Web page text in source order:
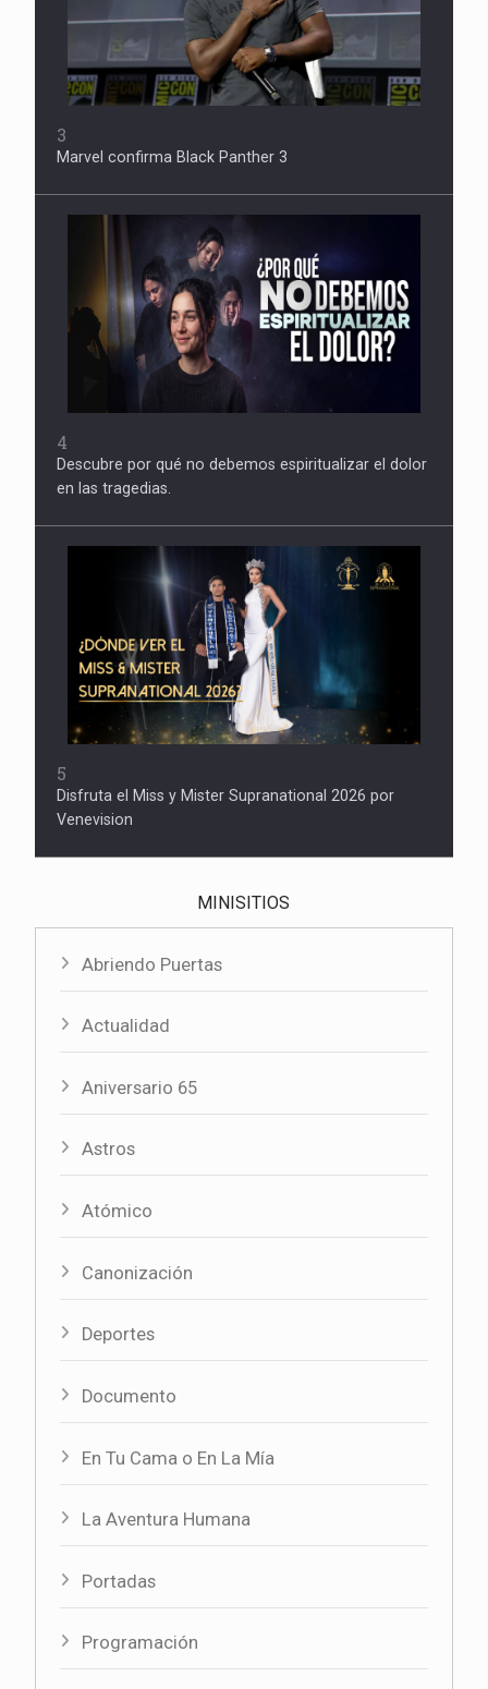
3
Marvel confirma Black Panther 3
4
Descubre por qué no debemos espiritualizar el dolor
en las tragedias.
5
Disfruta el Miss y Mister Supranational 2026 por
Venevision
MINISITIOS
Abriendo Puertas
Actualidad
Aniversario 65
Astros
Atómico
Canonización
Deportes
Documento
En Tu Cama o En La Mía
La Aventura Humana
Portadas
Programación